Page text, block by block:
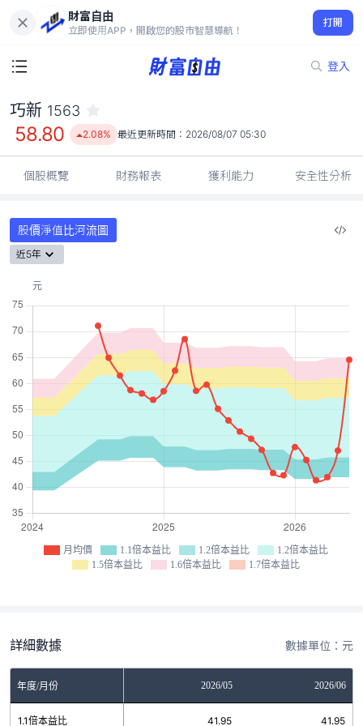
財富自由
立即使用APP，開啟您的股市智慧導航！
打開
登入
58.80
2.08%
巧新 1563
58.80 2.08% 最近更新時間： 2026/08/07 05:30
個股概覽 財務報表 獲利能力 安全性分析
股價淨值比河流圖
近5年
月均價 1.1倍本益比 1.2倍本益比
1.2倍本益比
1.5倍本益比
1.6倍本益比 1.7倍本益比
詳細數據 數據單位：元
年度/月份 2026/05 2026/06
1.1倍本益比 41.95 41.95